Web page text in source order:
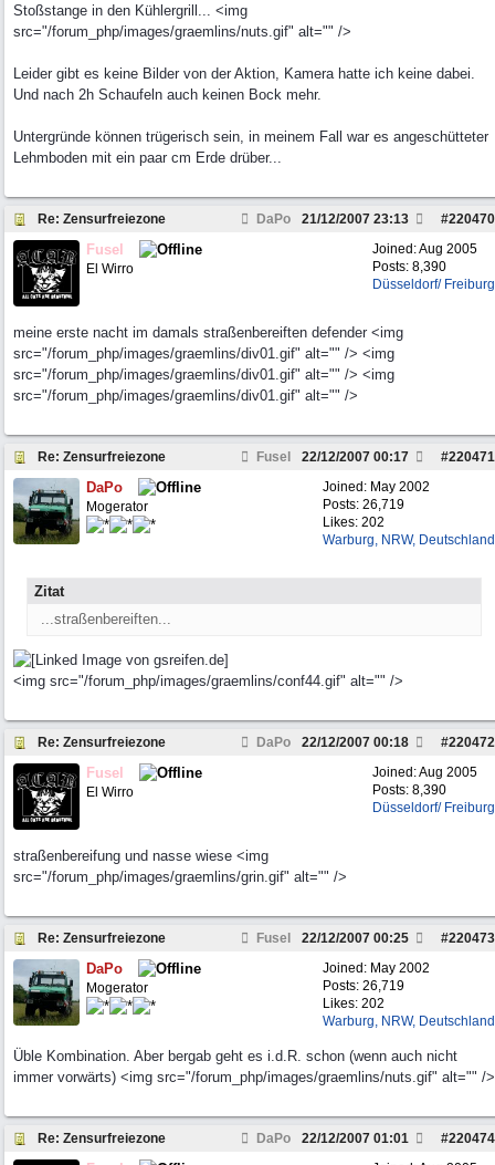
Stoßstange in den Kühlergrill... <img
src="/forum_php/images/graemlins/nuts.gif" alt="" />
Leider gibt es keine Bilder von der Aktion, Kamera hatte ich keine dabei.
Und nach 2h Schaufeln auch keinen Bock mehr.
Untergründe können trügerisch sein, in meinem Fall war es angeschütteter
Lehmboden mit ein paar cm Erde drüber...
Re: Zensurfreiezone DaPo #220470
21/12/2007 23:13
Joined:Aug 2005
Posts: 8,390
Düsseldorf/ Freiburg
Fusel
El Wirro
meine erste nacht im damals straßenbereiften defender <img
src="/forum_php/images/graemlins/div01.gif" alt="" /> <img
src="/forum_php/images/graemlins/div01.gif" alt="" /> <img
src="/forum_php/images/graemlins/div01.gif" alt="" />
Re: Zensurfreiezone Fusel #220471
22/12/2007 00:17
Joined: May 2002
Posts: 26,719
Likes: 202
Warburg, NRW, Deutschland
DaPo
Mogerator
Zitat
...straßenbereiften...
<img src="/forum_php/images/graemlins/conf44.gif" alt="" />
Re: Zensurfreiezone DaPo #220472
22/12/2007 00:18
Joined:Aug 2005
Posts: 8,390
Düsseldorf/ Freiburg
Fusel
El Wirro
straßenbereifung und nasse wiese <img
src="/forum_php/images/graemlins/grin.gif" alt="" />
Re: Zensurfreiezone Fusel #220473
22/12/2007 00:25
Joined: May 2002
Posts: 26,719
Likes: 202
Warburg, NRW, Deutschland
DaPo
Mogerator
Üble Kombination. Aber bergab geht es i.d.R. schon (wenn auch nicht
immer vorwärts) <img src="/forum_php/images/graemlins/nuts.gif" alt="" />
Re: Zensurfreiezone DaPo #220474
22/12/2007 01:01